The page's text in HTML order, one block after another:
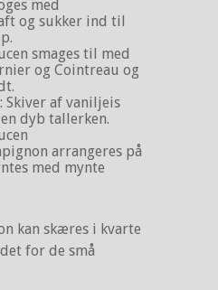
med
og sukker ind til
smages til med
og Cointreau og
Skiver af vaniljeis
dyb tallerken.
arrangeres på
med mynte
kan skæres i kvarte
for de små